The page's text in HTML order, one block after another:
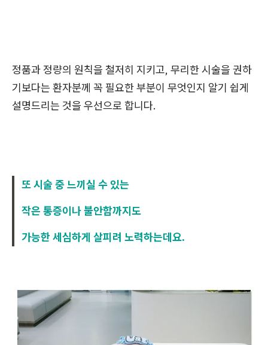
정품과 정량의 원칙을 철저히 지키고, 무리한 시술을 권하
기보다는 환자분께 꼭 필요한 부분이 무엇인지 알기 쉽게
설명드리는 것을 우선으로 합니다.
또 시술 중 느끼실 수 있는
작은 통증이나 불안함까지도
가능한 세심하게 살피려 노력하는데요.